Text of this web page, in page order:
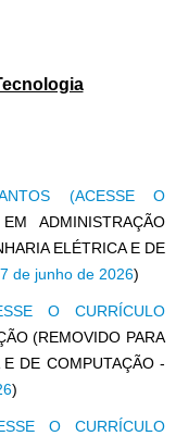
(ACESSE O
ADMINISTRAÇÃO
ELÉTRICA E DE
de junho de 2026)
O CURRÍCULO
(REMOVIDO PARA
DE COMPUTAÇÃO -
)
O CURRÍCULO